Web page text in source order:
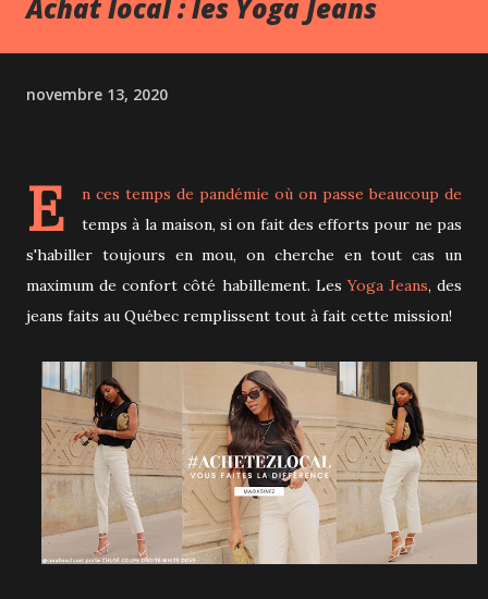
Achat local : les Yoga Jeans
novembre 13, 2020
E
n ces temps de pandémie où on passe beaucoup de
temps à la maison, si on fait des efforts pour ne pas
s'habiller toujours en mou, on cherche en tout cas un
maximum de confort côté habillement. LesYoga Jeans, des
jeans faits au Québec remplissent tout à fait cette mission!